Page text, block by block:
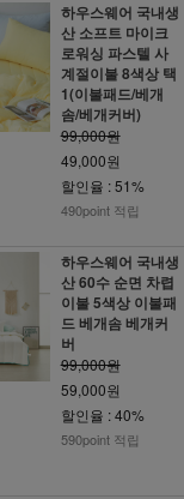
하우스웨어 국내생
산 소프트 마이크
로워싱 파스텔 사
계절이불 8색상 택
1(이불패드/베개
솜/베개커버)
99,000원
49,000원
할인율 : 51%
490point 적립
하우스웨어 국내생
산 60수 순면 차렵
이불 5색상 이불패
드 베개솜 베개커
버
99,000원
59,000원
할인율 : 40%
590point 적립